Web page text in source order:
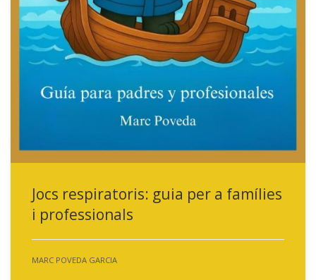
Jocs respiratoris: guia per a famílies
i professionals
MARC POVEDA GARCIA